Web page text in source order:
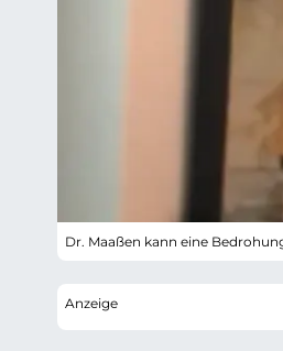
Dr. Maaßen kann eine